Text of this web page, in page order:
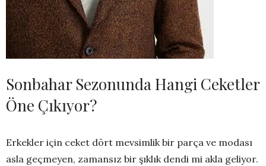
Sonbahar Sezonunda Hangi Ceketler
Öne Çıkıyor?
Erkekler için ceket dört mevsimlik bir parça ve modası
asla geçmeyen, zamansız bir şıklık dendi mi akla geliyor.